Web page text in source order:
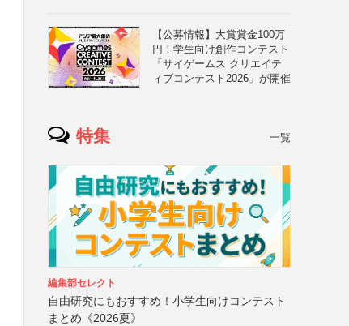
【公募情報】大賞賞金100万
円！学生向け創作コンテスト
「サイゲームス クリエイテ
ィブコンテスト2026」が開催
特集 一覧
編集部セレクト
自由研究にもおすすめ！小学生向けコンテスト
まとめ《2026夏》